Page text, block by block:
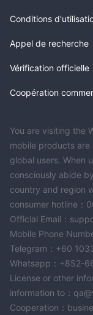
Conditions
Appel de recherche
Vérification officielle
Coopération
You are visiting the
mobile products
global users. When
consciously abide
country and region
consumer hotline：
Official Email：
Mobile Phone
Telegram：+60
Whatsapp：+852-
License or other
information to：
Cooperation：